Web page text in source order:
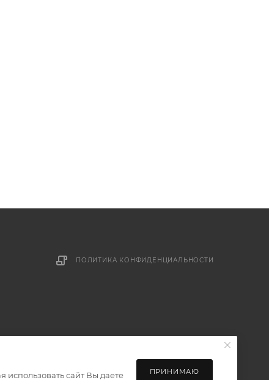
ПОЛИТИКА КОНФИДЕНЦИАЛЬНОСТИ
сайт Вы даете ПРИНИМАЮ